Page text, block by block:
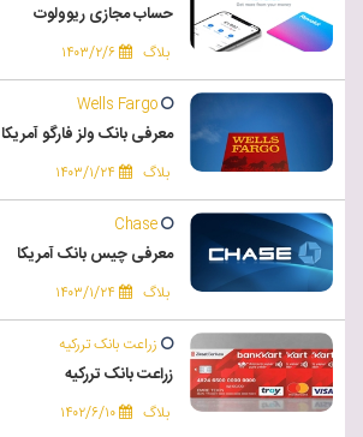
حساب مجازی ریوولوت
بلاگ ۱۴۰۳/۲/۶
Wells Fargo
معرفی بانک ولز فارگو آمریکا
بلاگ ۱۴۰۳/۱/۲۴
Chase
معرفی چیس بانک آمریکا
بلاگ ۱۴۰۳/۱/۲۴
زراعت بانک تررکیه
زراعت بانک تررکیه
بلاگ ۱۴۰۲/۶/۱۰